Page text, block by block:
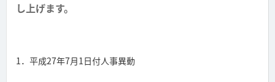
し上げます。
1．平成27年7月1日付人事異動